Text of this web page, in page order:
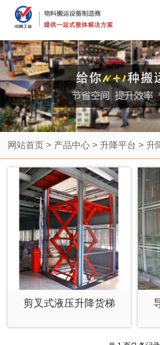
网站首页 > 产品中心 > 升降平台 > 升
剪叉式液压升降货梯